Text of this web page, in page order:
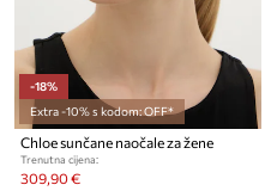
-18%
Extra -10% s kodom: OFF*
Chloe sunčane naočale za žene
Trenutna cijena:
309,90 €